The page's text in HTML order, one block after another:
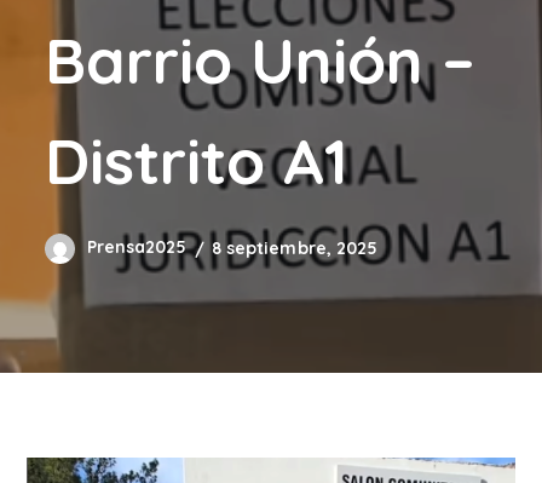
Barrio Unión –
Distrito A1
Prensa2025 8 septiembre, 2025